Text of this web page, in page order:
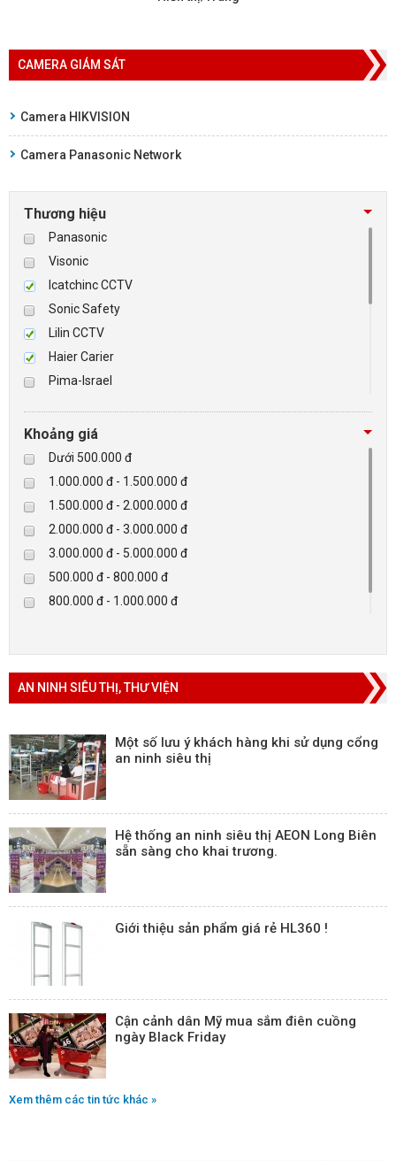
CAMERA GIÁM SÁT
Camera HIKVISION
Camera Panasonic Network
Thương hiệu
Panasonic
Visonic
Icatchinc CCTV
Sonic Safety
Lilin CCTV
Haier Carier
Pima-Israel
Checkpoint
Paradox-Canada
D-max
HIKVISON
Eguard
Khác
Rapiscan
Khoảng giá
Dưới 500.000 đ
1.000.000 đ - 1.500.000 đ
1.500.000 đ - 2.000.000 đ
2.000.000 đ - 3.000.000 đ
3.000.000 đ - 5.000.000 đ
500.000 đ - 800.000 đ
800.000 đ - 1.000.000 đ
AN NINH SIÊU THỊ, THƯ VIỆN
Một số lưu ý khách hàng khi sử dụng cổng
an ninh siêu thị
Hệ thống an ninh siêu thị AEON Long Biên
sẵn sàng cho khai trương.
Giới thiệu sản phẩm giá rẻ HL360 !
Cận cảnh dân Mỹ mua sắm điên cuồng
ngày Black Friday
Xem thêm các tin tức khác »